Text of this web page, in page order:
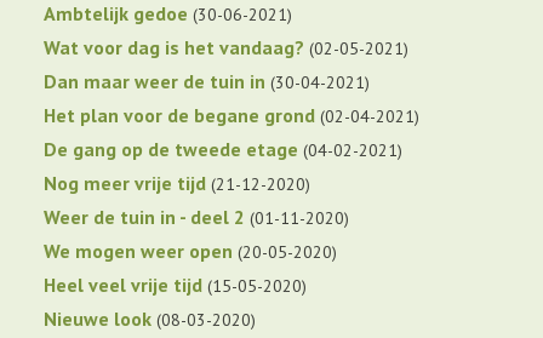
Ambtelijk gedoe 30-06-2021
Wat voor dag is het vandaag? 02-05-2021
Dan maar weer de tuin in 30-04-2021
Het plan voor de begane grond 02-04-2021
De gang op de tweede etage 04-02-2021
Nog meer vrije tijd 21-12-2020
Weer de tuin in - deel 2 01-11-2020
We mogen weer open 20-05-2020
Heel veel vrije tijd 15-05-2020
Nieuwe look 08-03-2020